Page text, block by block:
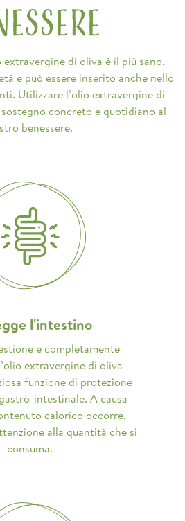
extravergine di oliva è il più sano,
e può essere inserito anche nello
Utilizzare l’olio extravergine di
concreto e quotidiano al
benessere.
l'intestino
e completamente
extravergine di oliva
funzione di protezione
intestinale. A causa
calorico occorre,
alla quantità che si
consuma.